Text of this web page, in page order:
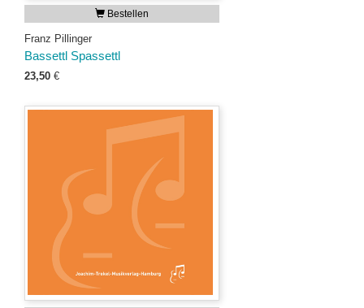
Bestellen
Franz Pillinger
Bassettl Spassettl
23,50 €